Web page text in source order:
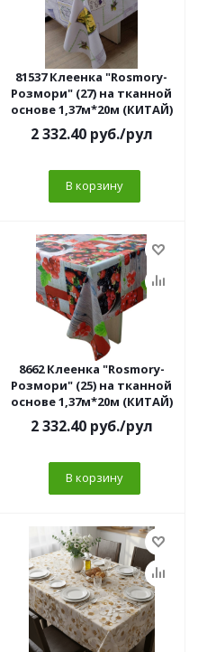
81537 Клеенка "Rosmory-
Розмори" (27) на тканной
основе 1,37м*20м (КИТАЙ)
2 332.40руб./рул
В корзину
8662 Клеенка "Rosmory-
Розмори" (25) на тканной
основе 1,37м*20м (КИТАЙ)
2 332.40руб./рул
В корзину